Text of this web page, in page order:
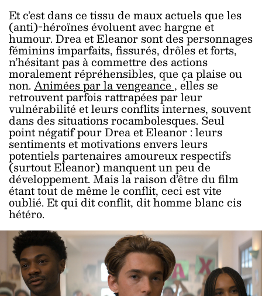
Et c’est dans ce tissu de maux actuels que les
(anti)-héroïnes évoluent avec hargne et
humour. Drea et Eleanor sont des personnages
féminins imparfaits, fissurés, drôles et forts,
n’hésitant pas à commettre des actions
moralement répréhensibles, que ça plaise ou
non.Animées par la vengeance , elles se
retrouvent parfois rattrapées par leur
vulnérabilité et leurs conflits internes, souvent
dans des situations rocambolesques. Seul
point négatif pour Drea et Eleanor : leurs
sentiments et motivations envers leurs
potentiels partenaires amoureux respectifs
(surtout Eleanor) manquent un peu de
développement. Mais la raison d’être du film
étant tout de même le conflit, ceci est vite
oublié. Et qui dit conflit, dit homme blanc cis
hétéro.